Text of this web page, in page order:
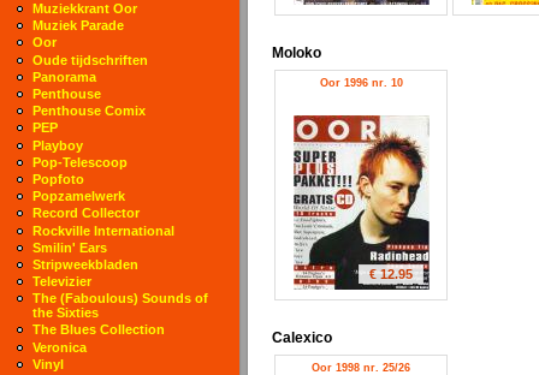
Moloko
Oor 1996 nr. 10
€ 12.95
Calexico
Oor 1998 nr. 25/26
Muziekkrant Oor
Muziek Parade
Oor
Oude tijdschriften
Panorama
Penthouse
Penthouse Comix
PEP
Playboy
Pop-Telescoop
Popfoto
Popzamelwerk
Record Collector
Rockville International
Smilin' Ears
Stripweekbladen
Televizier
The (Faboulous) Sounds of
the Sixties
The Blues Collection
Veronica
Vinyl